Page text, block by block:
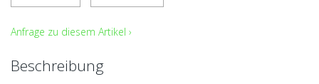
Anfrage zu diesem Artikel ›
Beschreibung